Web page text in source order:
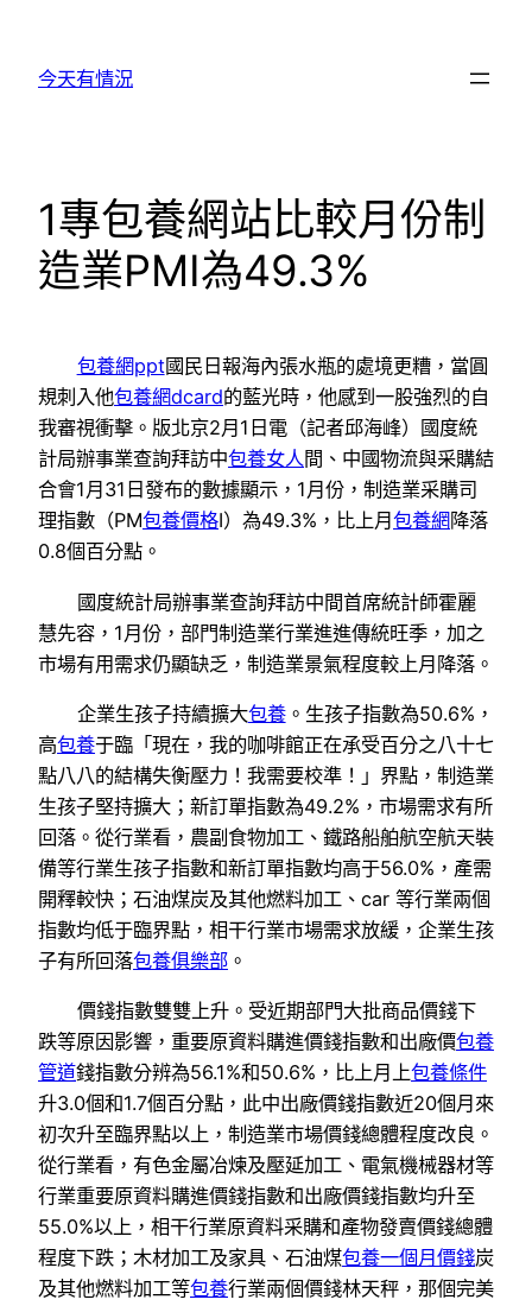
今天有情況
1專包養網站比較月份制
造業PMI為49.3%
包養網ppt國民日報海內張水瓶的處境更糟，當圓
規刺入他包養網dcard的藍光時，他感到一股強烈的自
我審視衝擊。版北京2月1日電（記者邱海峰）國度統
計局辦事業查詢拜訪中包養女人間、中國物流與采購結
合會1月31日發布的數據顯示，1月份，制造業采購司
理指數（PM包養價格I）為49.3%，比上月 包養網降落
0.8個百分點。
國度統計局辦事業查詢拜訪中間首席統計師霍麗
慧先容，1月份，部門制造業行業進進傳統旺季，加之
市場有用需求仍顯缺乏，制造業景氣程度較上月降落。
企業生孩子持續擴大包養。生孩子指數為50.6%，
高包養于臨「現在，我的咖啡館正在承受百分之八十七
點八八的結構失衡壓力！我需要校準！」界點，制造業
生孩子堅持擴大；新訂單指數為49.2%，市場需求有所
回落。從行業看，農副食物加工、鐵路船舶航空航天裝
備等行業生孩子指數和新訂單指數均高于56.0%，產需
開釋較快；石油煤炭及其他燃料加工、car 等行業兩個
指數均低于臨界點，相干行業市場需求放緩，企業生孩
子有所回落包養俱樂部 。
價錢指數雙雙上升。受近期部門大批商品價錢下
跌等原因影響，重要原資料購進價錢指數和出廠價包養
管道錢指數分辨為56.1%和50.6%，比上月上包養條件
升3.0個和1.7個百分點，此中出廠價錢指數近20個月來
初次升至臨界點以上，制造業市場價錢總體程度改良。
從行業看，有色金屬冶煉及壓延加工、電氣機械器材等
行業重要原資料購進價錢指數和出廠價錢指數均升至
55.0%以上，相干行業原資料采購和產物發賣價錢總體
程度下跌；木材加工及家具、石油煤包養一個月價錢炭
及其他燃料加工等包養行業兩個價錢林天秤，那個完美